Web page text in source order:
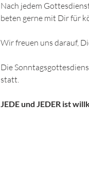
Nach jedem
beten gerne mit Dir für
Wir freuen uns darauf,
Die
statt.
JEDE und JEDER ist